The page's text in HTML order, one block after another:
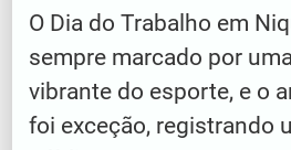
O Dia do Trabalho em
sempre marcado por
vibrante do esporte, e o
foi exceção, registrando